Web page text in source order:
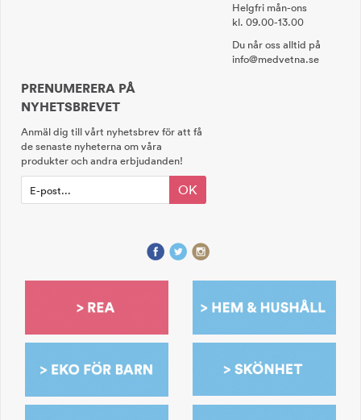
Helgfri mån-ons
kl. 09.00-13.00
Du når oss alltid på
info@medvetna.se
PRENUMERERA PÅ
NYHETSBREVET
Anmäl dig till vårt nyhetsbrev för att få
de senaste nyheterna om våra
produkter och andra erbjudanden!
OK